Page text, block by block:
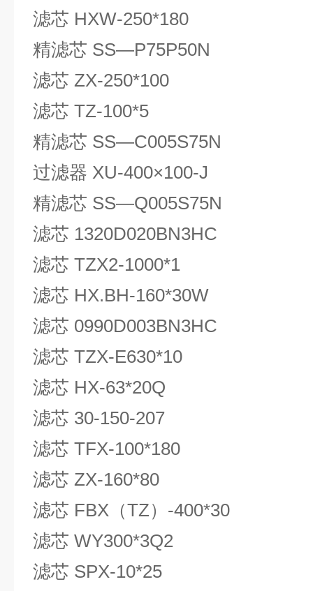
滤芯 HXW-250*180
精滤芯 SS—P75P50N
滤芯 ZX-250*100
滤芯 TZ-100*5
精滤芯 SS—C005S75N
过滤器 XU-400×100-J
精滤芯 SS—Q005S75N
滤芯 1320D020BN3HC
滤芯 TZX2-1000*1
滤芯 HX.BH-160*30W
滤芯 0990D003BN3HC
滤芯 TZX-E630*10
滤芯 HX-63*20Q
滤芯 30-150-207
滤芯 TFX-100*180
滤芯 ZX-160*80
滤芯 FBX（TZ）-400*30
滤芯 WY300*3Q2
滤芯 SPX-10*25